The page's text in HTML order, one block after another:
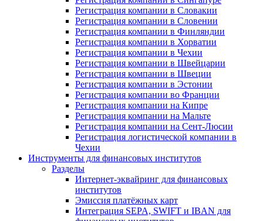
Регистрация компании в Словакии
Регистрация компании в Словении
Регистрация компании в Финляндии
Регистрация компании в Хорватии
Регистрация компании в Чехии
Регистрация компании в Швейцарии
Регистрация компании в Швеции
Регистрация компании в Эстонии
Регистрация компании во Франции
Регистрация компании на Кипре
Регистрация компании на Мальте
Регистрация компании на Сент-Люсии
Регистрация логистической компании в
Чехии
Инструменты для финансовых институтов
Разделы
Интернет-эквайринг для финансовых
институтов
Эмиссия платёжных карт
Интеграция SEPA, SWIFT и IBAN для